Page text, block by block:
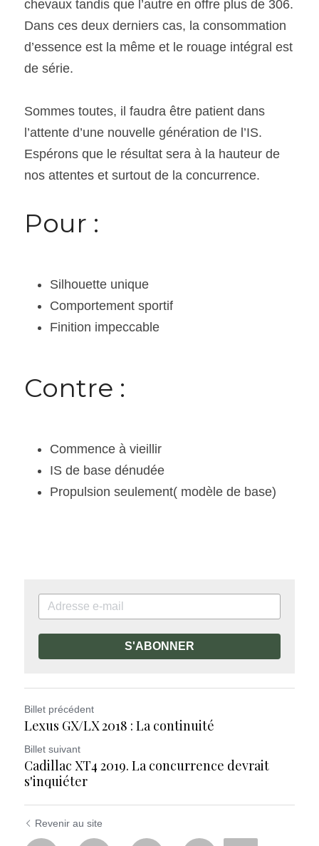
chevaux tandis que l’autre en offre plus de 306.
Dans ces deux derniers cas, la consommation
d’essence est la même et le rouage intégral est
de série.
Sommes toutes, il faudra être patient dans
l’attente d’une nouvelle génération de l’IS.
Espérons que le résultat sera à la hauteur de
nos attentes et surtout de la concurrence.
Pour :
Silhouette unique
Comportement sportif
Finition impeccable
Contre :
Commence à vieillir
IS de base dénudée
Propulsion seulement( modèle de base)
S'ABONNER
Billet précédent
Lexus GX/LX 2018 : La continuité
Billet suivant
Cadillac XT4 2019. La concurrence devrait
s'inquiéter
Revenir au site